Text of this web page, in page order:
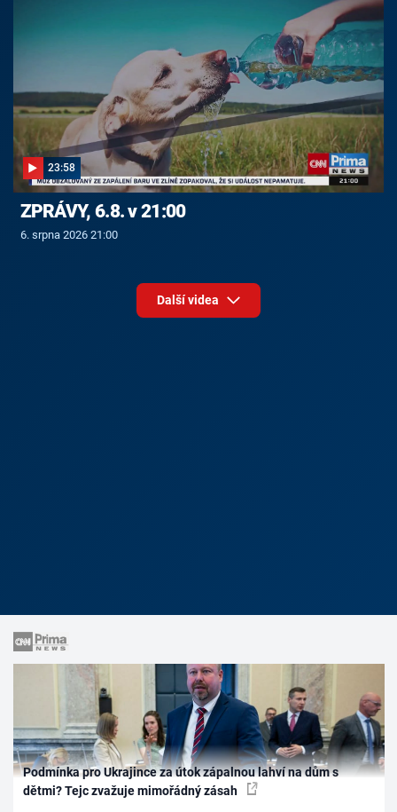
23:58
ZPRÁVY, 6.8. v 21:00
6. srpna 2026 21:00
Další videa
Podmínka pro Ukrajince za útok zápalnou lahví na dům s
dětmi? Tejc zvažuje mimořádný zásah